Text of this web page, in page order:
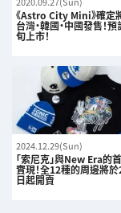
《Astro City Mini》確定
台灣・韓國・中國發售！
旬上市！
2024.12.29(Sun)
「索尼克」與New Era的
實現！全12種的周邊將
日起開賣